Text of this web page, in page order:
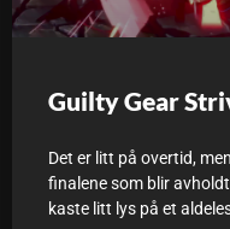
Guilty Gear
Det er litt på overtid,
finalene som blir
kaste litt lys på et